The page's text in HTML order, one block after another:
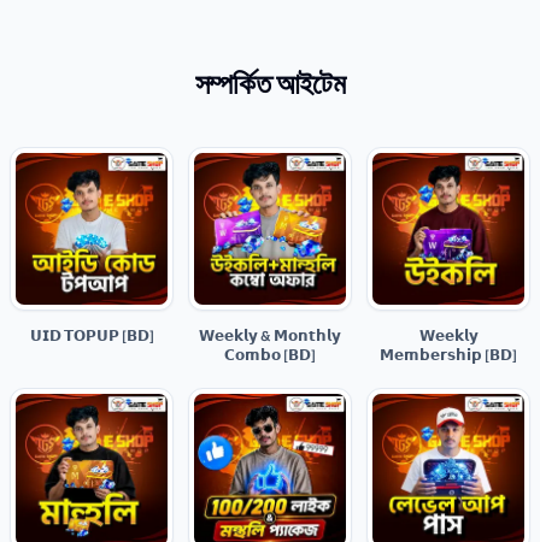
সম্পর্কিত আইটেম
𝗨𝗜𝗗 𝗧𝗢𝗣𝗨𝗣 [𝗕𝗗]
𝗪𝗲𝗲𝗸𝗹𝘆 & 𝗠𝗼𝗻𝘁𝗵𝗹𝘆
𝗖𝗼𝗺𝗯𝗼 [𝗕𝗗]
𝗪𝗲𝗲𝗸𝗹𝘆
𝗠𝗲𝗺𝗯𝗲𝗿𝘀𝗵𝗶𝗽 [𝗕𝗗]